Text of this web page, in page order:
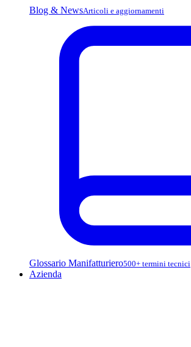
Blog & NewsArticoli e aggiornamenti
Glossario Manifatturiero500+ termini tecnici
Azienda